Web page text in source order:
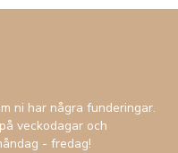
ni har några funderingar.
veckodagar och
- fredag!